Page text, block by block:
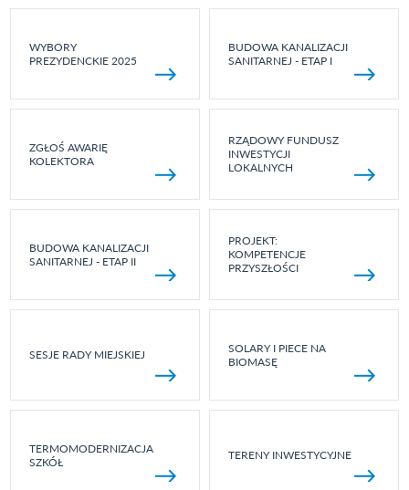
WYBORY
PREZYDENCKIE 2025
BUDOWA KANALIZACJI
SANITARNEJ - ETAP I
ZGŁOŚ AWARIĘ
KOLEKTORA
RZĄDOWY FUNDUSZ
INWESTYCJI
LOKALNYCH
BUDOWA KANALIZACJI
SANITARNEJ - ETAP II
PROJEKT:
KOMPETENCJE
PRZYSZŁOŚCI
SESJE RADY MIEJSKIEJ
SOLARY I PIECE NA
BIOMASĘ
TERMOMODERNIZACJA
SZKÓŁ
TERENY INWESTYCYJNE